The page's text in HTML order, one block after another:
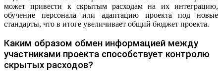
может привести к скрытым расходам на их интеграцию,
обучение персонала или адаптацию проекта под новые
стандарты, что в итоге увеличивает общий бюджет проекта.
Каким образом обмен информацией между
участниками проекта способствует контролю
скрытых расходов?